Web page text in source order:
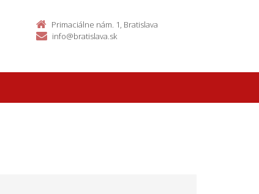
Primaciálne nám. 1, Bratislava
info@bratislava.sk